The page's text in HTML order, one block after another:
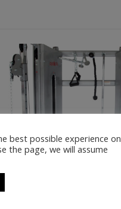
best possible experience on
the page, we will assume